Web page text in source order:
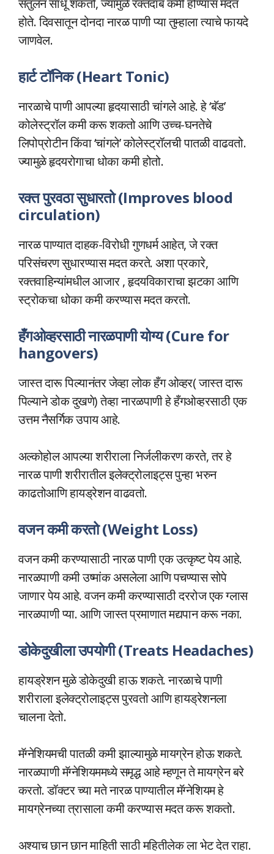
संतुलन साधू शकतो, ज्यामुळे रक्तदाब कमी होण्यास मदत
होते. दिवसातून दोनदा नारळ पाणी प्या तुम्हाला त्याचे फायदे
जाणवेल.
हार्ट टॉनिक (Heart Tonic)
नारळाचे पाणी आपल्या हृदयासाठी चांगले आहे. हे ‘बॅड’
कोलेस्ट्रॉल कमी करू शकतो आणि उच्च-घनतेचे
लिपोप्रोटीन किंवा ‘चांगले’ कोलेस्ट्रॉलची पातळी वाढवतो.
ज्यामुळे हृदयरोगाचा धोका कमी होतो.
रक्त पुरवठा सुधारतो (Improves blood
circulation)
नारळ पाण्यात दाहक-विरोधी गुणधर्म आहेत, जे रक्त
परिसंचरण सुधारण्यास मदत करते. अशा प्रकारे,
रक्तवाहिन्यांमधील आजार , हृदयविकाराचा झटका आणि
स्ट्रोकचा धोका कमी करण्यास मदत करतो.
हँगओव्हरसाठी नारळपाणी योग्य (Cure for
hangovers)
जास्त दारू पिल्यानंतर जेव्हा लोक हँग ओव्हर( जास्त दारू
पिल्याने डोक दुखणे) तेव्हा नारळपाणी हे हँगओव्हरसाठी एक
उत्तम नैसर्गिक उपाय आहे.
अल्कोहोल आपल्या शरीराला निर्जलीकरण करते, तर हे
नारळ पाणी शरीरातील इलेक्ट्रोलाइट्स पुन्हा भरुन
काढतोआणि हायड्रेशन वाढवतो.
वजन कमी करतो (Weight Loss)
वजन कमी करण्यासाठी नारळ पाणी एक उत्कृष्ट पेय आहे.
नारळपाणी कमी उष्मांक असलेला आणि पचण्यास सोपे
जाणार पेय आहे. वजन कमी करण्यासाठी दररोज एक ग्लास
नारळपाणी प्या. आणि जास्त प्रमाणात मद्यपान करू नका.
डोकेदुखीला उपयोगी (Treats Headaches)
हायड्रेशन मुळे डोकेदुखी हाऊ शकते. नारळाचे पाणी
शरीराला इलेक्ट्रोलाइट्स पुरवतो आणि हायड्रेशनला
चालना देतो.
मॅग्नेशियमची पातळी कमी झाल्यामुळे मायग्रेन होऊ शकते.
नारळपाणी मॅग्नेशियममध्ये समृद्ध आहे म्हणून ते मायग्रेन बरे
करतो. डॉक्टर च्या मते नारळ पाण्यातील मॅग्नेशियम हे
मायग्रेनच्या त्रासाला कमी करण्यास मदत करू शकतो.
अश्याच छान छान माहिती साठी महितीलेक ला भेट देत राहा.